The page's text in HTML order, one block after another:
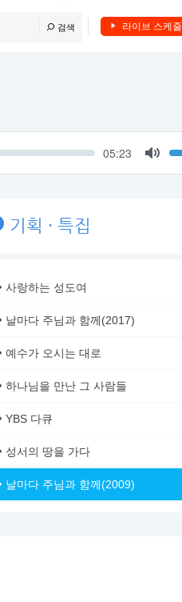
검색 라이브 스케줄
Current
time
05:23
기획 · 특집
사랑하는 성도여
날마다 주님과 함께(2017)
예수가 오시는 대로
하나님을 만난 그 사람들
YBS 다큐
성서의 땅을 가다
날마다 주님과 함께(2009)